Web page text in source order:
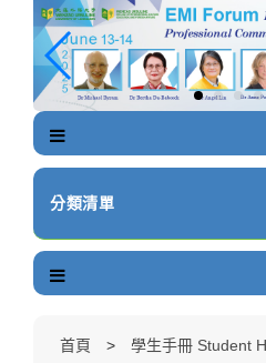
分類清單
首頁 學生手冊 Student